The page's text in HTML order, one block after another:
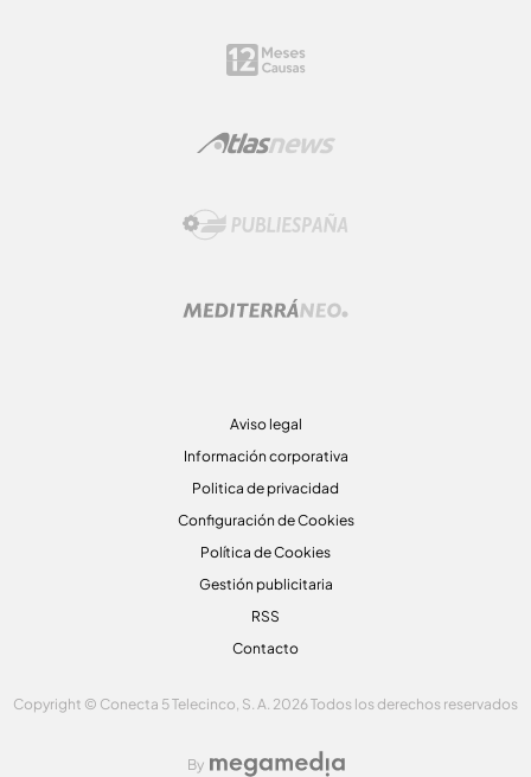
Aviso legal
Información corporativa
Politica de privacidad
Configuración de Cookies
Política de Cookies
Gestión publicitaria
RSS
Contacto
Copyright © Conecta 5 Telecinco, S. A. 2026 Todos los derechos reservados
By